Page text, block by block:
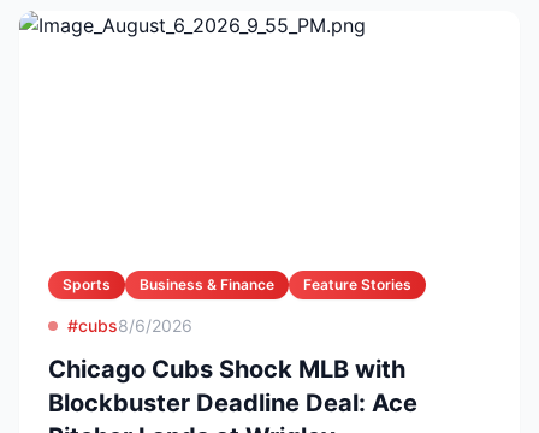
Sports Business & Finance Feature Stories
#cubs8/6/2026
Chicago Cubs Shock MLB with
Blockbuster Deadline Deal: Ace